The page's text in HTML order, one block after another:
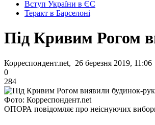
Вступ України в ЄС
Теракт в Барселоні
Під Кривим Рогом
Корреспондент.net, 26 березня 2019, 11:06
0
284
Фото: Корреспондент.net
ОПОРА повідомляє про неіснуючих